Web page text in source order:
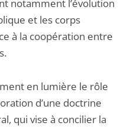
notamment l’évolution
et les corps
à la coopération entre
en lumière le rôle
d’une doctrine
qui vise à concilier la